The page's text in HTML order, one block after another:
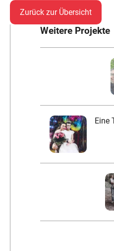
Zurück zur Übersicht
Weitere Projekte
Eine